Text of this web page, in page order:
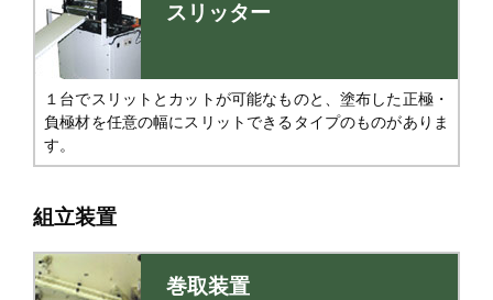
スリッター
１台でスリットとカットが可能なものと、塗布した正極・
負極材を任意の幅にスリットできるタイプのものがありま
す。
組立装置
巻取装置